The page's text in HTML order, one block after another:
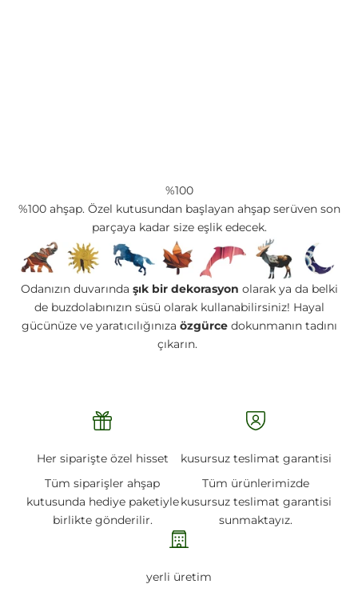
%100
%100 ahşap. Özel kutusundan başlayan ahşap serüven son
parçaya kadar size eşlik edecek.
Odanızın duvarında şık bir dekorasyon olarak ya da belki
de buzdolabınızın süsü olarak kullanabilirsiniz! Hayal
gücünüze ve yaratıcılığınıza özgürcedokunmanın tadını
çıkarın.
Her siparişte özel hisset
Tüm siparişler ahşap
kutusunda hediye paketiyle
birlikte gönderilir.
kusursuz teslimat garantisi
Tüm ürünlerimizde
kusursuz teslimat garantisi
sunmaktayız.
yerli üretim